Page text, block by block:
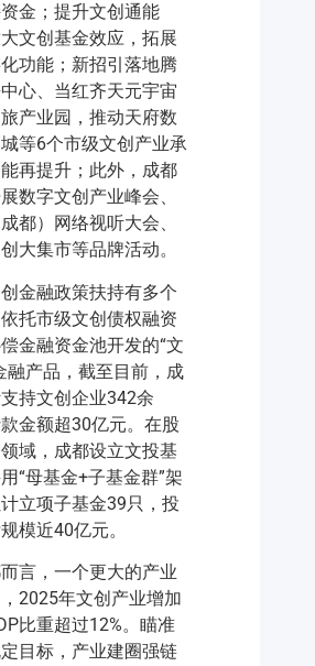
金；提升文创通能
文创基金效应，拓展
功能；新招引落地腾
心、当红齐天元宇宙
产业园，推动天府数
等6个市级文创产业承
再提升；此外，成都
数字文创产业峰会、
都）网络视听大会、
大集市等品牌活动。
金融政策扶持有多个
托市级文创债权融资
金融资金池开发的“文
融产品，截至目前，成
持文创企业342余
金额超30亿元。在股
域，成都设立文投基
“母基金+子基金群”架
立项子基金39只，投
模近40亿元。
言，一个更大的产业
2025年文创产业增加
比重超过12%。瞄准
目标，产业建圈强链